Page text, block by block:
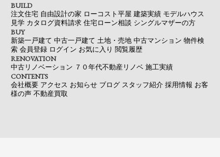
BUILD
注文住宅 自由設計の家 ローコスト平屋 建築実績 モデルハウス
見学 カタログ資料請求 住宅ローン相談 シングルマザーの方
BUY
新築一戸建て 中古一戸建て 土地・売地 中古マンション 物件検
索 会員登録 ログイン お気に入り 閲覧履歴
RENOVATION
中古リノベーション ７０年代不動産リノベ 施工実績
CONTENTS
会社概要 アクセス お知らせ ブログ スタッフ紹介 採用情報 お客
様の声 不動産買取